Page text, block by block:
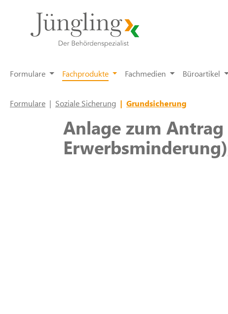
Zur Hauptnavigation springen
Formulare Fachprodukte Fachmedien Büroartikel
Formulare | Soziale Sicherung | Grundsicherung
Anlage zum